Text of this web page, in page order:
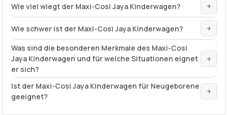
Wie viel wiegt der Maxi-Cosi Jaya Kinderwagen? +
Wie schwer ist der Maxi-Cosi Jaya Kinderwagen? +
Was sind die besonderen Merkmale des Maxi-Cosi
Jaya Kinderwagen und für welche Situationen eignet
er sich?
+
Ist der Maxi-Cosi Jaya Kinderwagen für Neugeborene
geeignet?
+